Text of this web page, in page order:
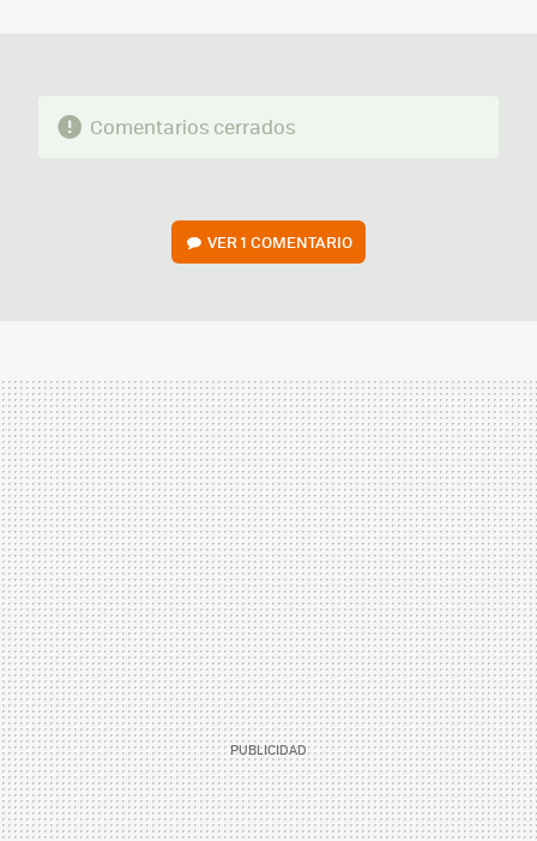
Comentarios cerrados
VER1 COMENTARIO